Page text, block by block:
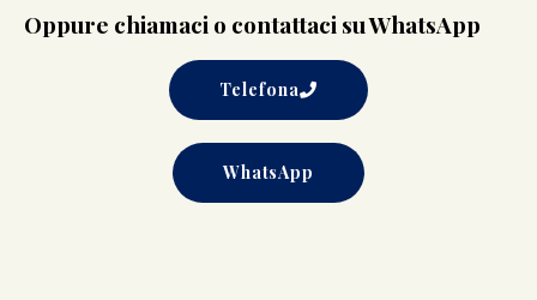
Oppure chiamaci o contattaci su WhatsApp
Telefona
WhatsApp